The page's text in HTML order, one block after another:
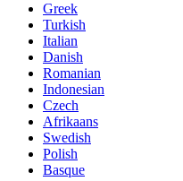
Greek
Turkish
Italian
Danish
Romanian
Indonesian
Czech
Afrikaans
Swedish
Polish
Basque